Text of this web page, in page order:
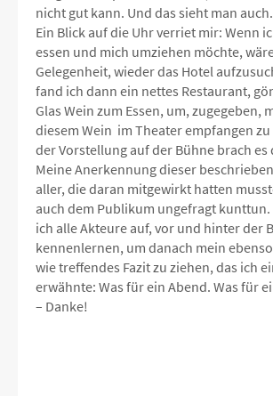
nicht gut kann. Und das sieht man
Ein Blick auf die Uhr verriet mir: Wenn
essen und mich umziehen möchte,
Gelegenheit, wieder das Hotel
fand ich dann ein nettes Restaurant,
Glas Wein zum Essen, um, zugegeben,
diesem Wein im Theater empfangen zu
der Vorstellung auf der Bühne brach es
Meine Anerkennung dieser
aller, die daran mitgewirkt hatten
auch dem Publikum ungefragt
ich alle Akteure auf, vor und hinter der
kennenlernen, um danach mein
wie treffendes Fazit zu ziehen, das ich
erwähnte: Was für ein Abend. Was für
– Danke!